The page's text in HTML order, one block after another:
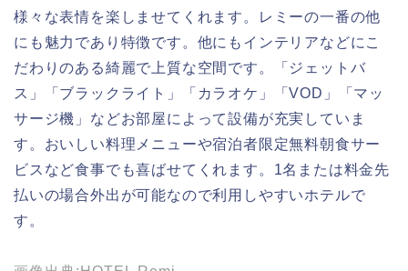
様々な表情を楽しませてくれます。レミーの一番の他
にも魅力であり特徴です。他にもインテリアなどにこ
だわりのある綺麗で上質な空間です。「ジェットバ
ス」「ブラックライト」「カラオケ」「VOD」「マッ
サージ機」などお部屋によって設備が充実していま
す。おいしい料理メニューや宿泊者限定無料朝食サー
ビスなど食事でも喜ばせてくれます。1名または料金先
払いの場合外出が可能なので利用しやすいホテルで
す。